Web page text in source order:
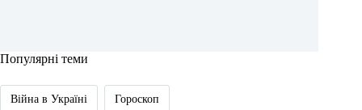
Популярні теми
Війна в Україні Гороскоп